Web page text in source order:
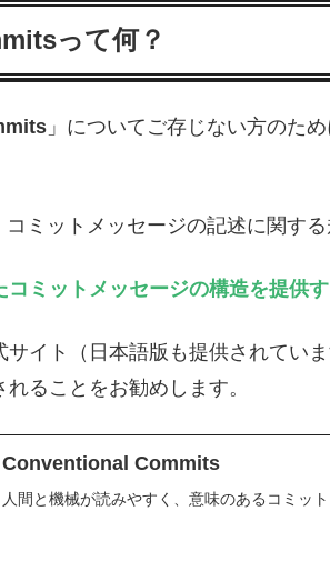
って何？
」についてご存じない方のた
コミットメッセージの記述に関する
コミットメッセージの構造を提供
イト（日本語版も提供されてい
ることをお勧めします。
Conventional Commits
人間と機械が読みやすく、意味のあるコミッ